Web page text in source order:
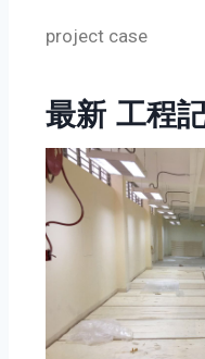
project case
最新 工程